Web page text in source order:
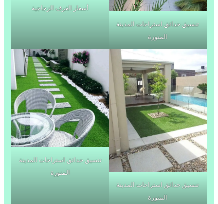
تنسيق حدائق استراحات المدينة
المنورة
أسعار الغرف الزجاجية
تنسيق حدائق استراحات المدينة
المنورة
تنسيق حدائق استراحات المدينة
المنورة